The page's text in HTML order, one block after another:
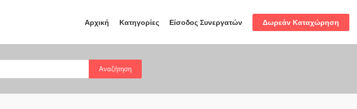
Αρχική Κατηγορίες Είσοδος Συνεργατών Δωρεάν Καταχώρηση
Αναζήτηση